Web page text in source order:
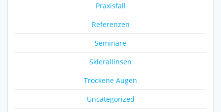
Praxisfall
Referenzen
Seminare
Sklerallinsen
Trockene Augen
Uncategorized